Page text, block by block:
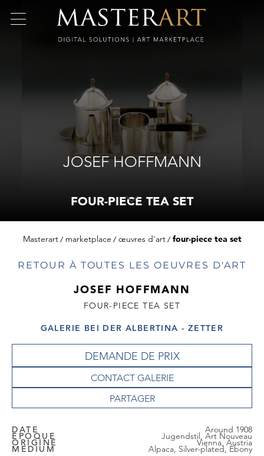
JOSEF HOFFMANN
FOUR-PIECE TEA SET
Masterart marketplace œuvres d'art four-piece tea set
RETOUR À TOUTES LES OEUVRES D'ART
JOSEF HOFFMANN
FOUR-PIECE TEA SET
GALERIE BEI DER ALBERTINA - ZETTER
DEMANDE DE PRIX
CONTACT GALERIE
DATE Around 1908
EPOQUE Jugendstil, Art Nouveau
ORIGINE Vienna, Austria
MEDIUM Alpaca, Silver-plated, Ebony